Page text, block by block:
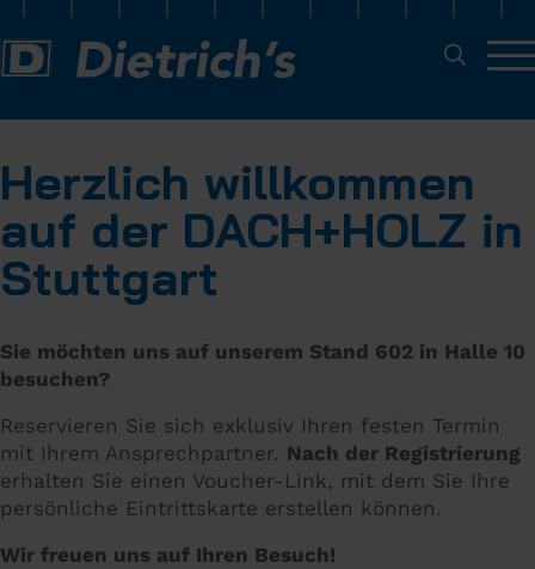
Herzlich willkommen
auf der DACH+HOLZ in
Stuttgart
Sie möchten uns auf unserem Stand 602 in Halle 10
besuchen?
Reservieren Sie sich exklusiv Ihren festen Termin
mit Ihrem Ansprechpartner. Nach der Registrierung
erhalten Sie einen Voucher-Link, mit dem Sie Ihre
persönliche Eintrittskarte erstellen können.
Wir freuen uns auf Ihren Besuch!